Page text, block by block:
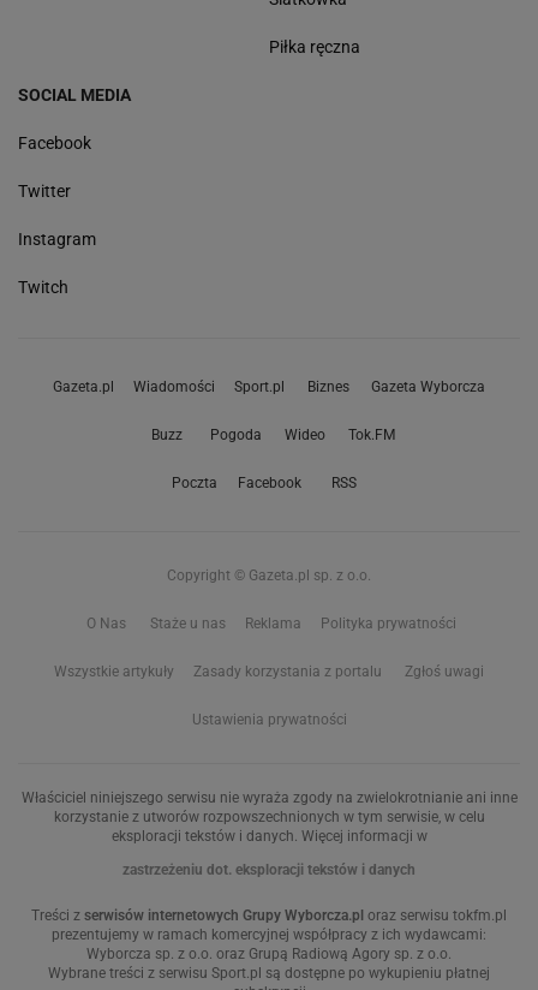
Piłka ręczna
SOCIAL MEDIA
Facebook
Twitter
Instagram
Twitch
Gazeta.pl Wiadomości Sport.pl Biznes Gazeta Wyborcza
Buzz Pogoda Wideo Tok.FM
Poczta Facebook RSS
Copyright © Gazeta.pl sp. z o.o.
O Nas Staże u nas Reklama Polityka prywatności
Wszystkie artykuły Zasady korzystania z portalu Zgłoś uwagi
Ustawienia prywatności
Właściciel niniejszego serwisu nie wyraża zgody na zwielokrotnianie ani inne
korzystanie z utworów rozpowszechnionych w tym serwisie, w celu
eksploracji tekstów i danych. Więcej informacji w
zastrzeżeniu dot. eksploracji tekstów i danych
Treści z serwisów internetowych Grupy Wyborcza.pl oraz serwisu tokfm.pl
prezentujemy w ramach komercyjnej współpracy z ich wydawcami:
Wyborcza sp. z o.o. oraz Grupą Radiową Agory sp. z o.o.
Wybrane treści z serwisu Sport.pl są dostępne po wykupieniu płatnej